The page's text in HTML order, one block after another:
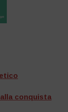
conquista